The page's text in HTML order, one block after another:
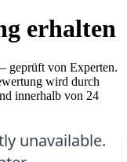
erhalten
geprüft von Experten.
wird durch
innerhalb von 24